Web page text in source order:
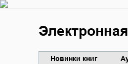
Новинки книг